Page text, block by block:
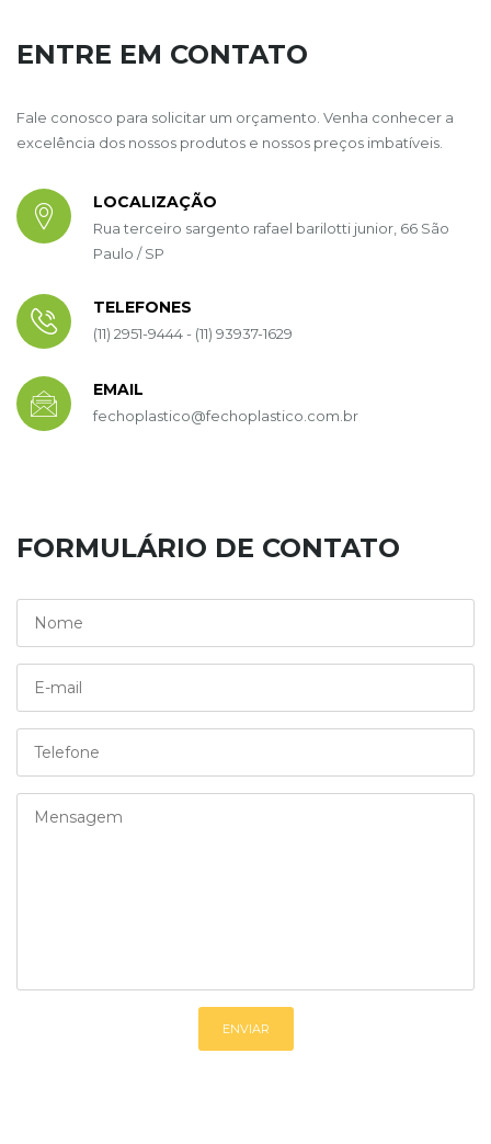
ENTRE EM CONTATO
Fale conosco para solicitar um orçamento. Venha conhecer a
excelência dos nossos produtos e nossos preços imbatíveis.
LOCALIZAÇÃO
Rua terceiro sargento rafael barilotti junior, 66 São
Paulo / SP
TELEFONES
(11) 2951-9444 - (11) 93937-1629
EMAIL
fechoplastico@fechoplastico.com.br
FORMULÁRIO DE CONTATO